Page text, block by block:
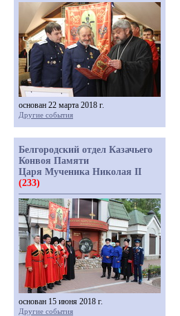
основан 22 марта 2018 г.
Другие события
Белгородский отдел Казачьего
Конвоя Памяти
Царя Мученика Николая II
(233)
основан 15 июня 2018 г.
Другие события